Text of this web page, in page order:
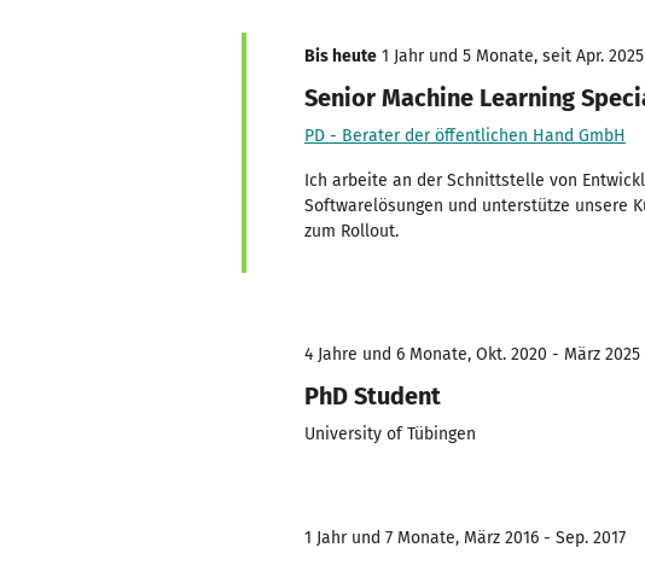
Bis heute 1 Jahr und 5 Monate, seit Apr. 2025
Senior Machine Learning
PD - Berater der öffentlichen Hand GmbH
Ich arbeite an der Schnittstelle von
Softwarelösungen und unterstütze unsere
zum Rollout.
4 Jahre und 6 Monate, Okt. 2020 - März 2025
PhD Student
University of Tübingen
1 Jahr und 7 Monate, März 2016 - Sep. 2017